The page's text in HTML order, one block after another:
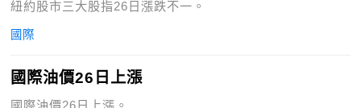
紐約股市三大股指26日漲跌不一。
國際
國際油價26日上漲
國際油價26日上漲。